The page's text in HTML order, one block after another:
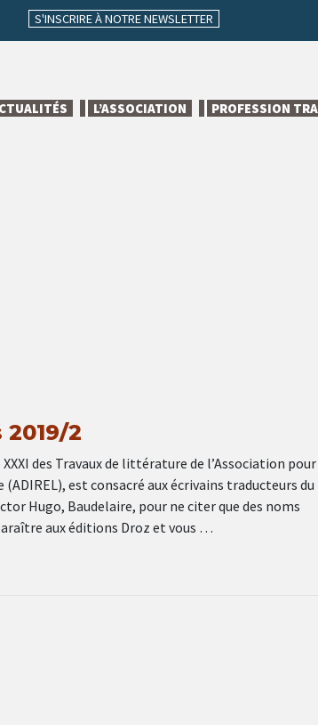
S'INSCRIRE À NOTRE NEWSLETTER
L’ASSOCIATION PROFESSION
2
des Travaux de littérature de l’Association pour
est consacré aux écrivains traducteurs du
Hugo, Baudelaire, pour ne citer que des noms
aux éditions Droz et vous …